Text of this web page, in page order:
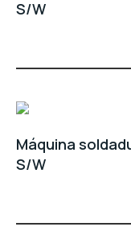
S/W
Máquina
S/W